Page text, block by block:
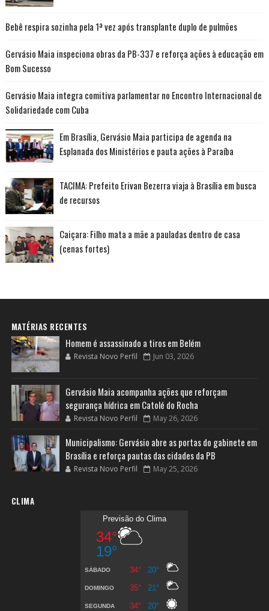
Bebê respira sozinha pela 1ª vez após transplante duplo de pulmões
Gervásio Maia inspeciona obras da PB-337 e reforça ações à educação em
Bom Sucesso
Gervásio Maia integra comitiva parlamentar no Encontro Internacional de
Solidariedade com Cuba
Em Brasília, Gervásio Maia participa de agenda na
Esplanada dos Ministérios e pauta ações à Paraíba
TACIMA: Prefeito Erivan Bezerra viaja à Brasília em busca
de recursos
Caiçara: Filho mata a mãe a pauladas dentro de casa
(cenas fortes)
MATÉRIAS RECENTES
Homem é assassinado a tiros em Belém
Revista Novo Perfil Jun 03, 2026
Gervásio Maia acompanha ações que reforçam
segurança hídrica em Catolé do Rocha
Revista Novo Perfil May 26, 2026
Municipalismo: Gervásio abre as portas do gabinete em
Brasília e reforça pautas das cidades da PB
Revista Novo Perfil May 25, 2026
CLIMA